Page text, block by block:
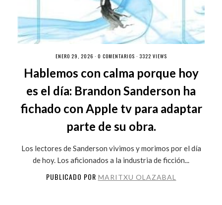
ENERO 29, 2026 · 0 COMENTARIOS · 3322 VIEWS
Hablemos con calma porque hoy
es el día: Brandon Sanderson ha
fichado con Apple tv para adaptar
parte de su obra.
Los lectores de Sanderson vivimos y morimos por el día
de hoy. Los aficionados a la industria de ficción...
PUBLICADO POR MARITXU OLAZABAL